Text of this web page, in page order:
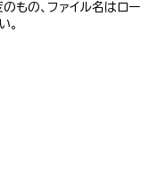
もの、ファイル名はロー
。